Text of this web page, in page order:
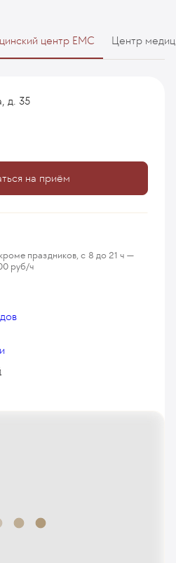
центр EMC Центр
д. 35
на приём
праздников, с 8 до 21 ч —
руб/ч